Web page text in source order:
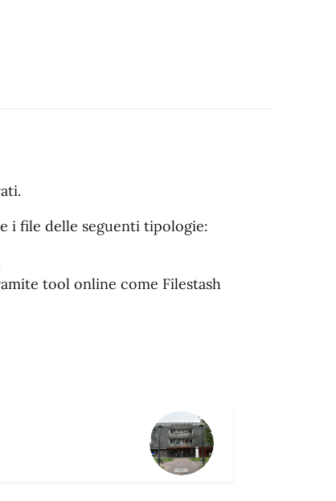
i file delle seguenti tipologie:
tool online come Filestash